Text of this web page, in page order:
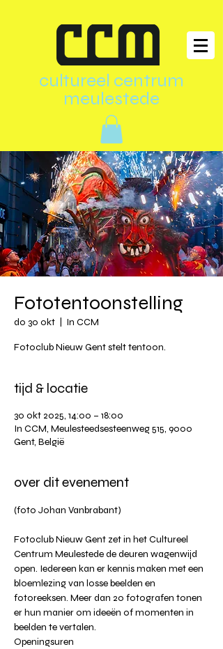
cultureel centrum
meulestede
Fototentoonstelling
do 30 okt In CCM
Fotoclub Nieuw Gent stelt tentoon.
tijd & locatie
30 okt 2025, 14:00 – 18:00
In CCM, Meulesteedsesteenweg 515, 9000
Gent, België
over dit evenement
(foto Johan Vanbrabant)
Fotoclub Nieuw Gent zet in het Cultureel
Centrum Meulestede de deuren wagenwijd
open. Iedereen kan er kennis maken met een
bloemlezing van losse beelden en
fotoreeksen. Meer dan 20 fotografen tonen
er hun manier om ideeën of momenten in
beelden te vertalen.
Openingsuren